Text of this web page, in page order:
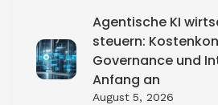
Agentische KI
steuern:
Governance und
Anfang an
August 5, 2026